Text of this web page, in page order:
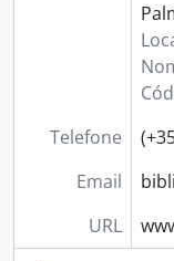
Telefone
Email
URL